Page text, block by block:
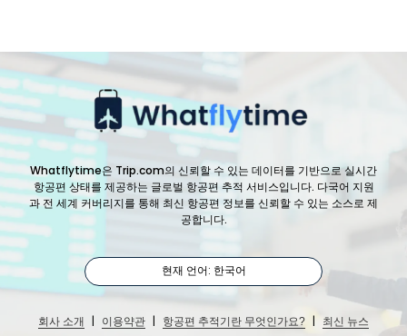
Whatflytime은 Trip.com의 신뢰할 수 있는 데이터를 기반으로 실시간
항공편 상태를 제공하는 글로벌 항공편 추적 서비스입니다. 다국어 지원
과 전 세계 커버리지를 통해 최신 항공편 정보를 신뢰할 수 있는 소스로 제
공합니다.
현재 언어: 한국어
회사 소개 | 이용약관 | 항공편 추적기란 무엇인가요? | 최신 뉴스